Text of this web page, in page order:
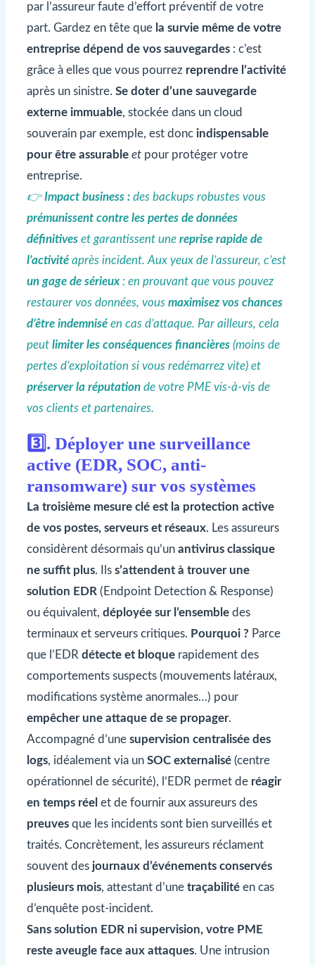
par l’assureur faute d’effort préventif de votre
part. Gardez en tête que la survie même de votre
entreprise dépend de vos sauvegardes : c’est
grâce à elles que vous pourrez reprendre l’activité
après un sinistre.Se doter d’une sauvegarde
externe immuable, stockée dans un cloud
souverain par exemple, est donc indispensable
pour être assurable et pour protéger votre
entreprise.
👉Impact business : des backups robustes vous
prémunissent contre les pertes de données
définitives et garantissent unereprise rapide de
l’activité après incident. Aux yeux de l’assureur, c’est
un gage de sérieux: en prouvant que vous pouvez
restaurer vos données, vousmaximisez vos chances
d’être indemnisé en cas d’attaque. Par ailleurs, cela
peutlimiter les conséquences financières (moins de
pertes d’exploitation si vous redémarrez vite) et
préserver la réputation de votre PME vis-à-vis de
vos clients et partenaires.
3️⃣. Déployer une surveillance
active (EDR, SOC, anti-
ransomware) sur vos systèmes
La troisième mesure clé est la protection active
de vos postes, serveurs et réseaux. Les assureurs
considèrent désormais qu’unantivirus classique
ne suffit plus. Ilss’attendent à trouver une
solution EDR (Endpoint Detection & Response)
ou équivalent,déployée sur l’ensemble des
terminaux et serveurs critiques. Pourquoi ? Parce
que l’EDRdétecte et bloque rapidement des
comportements suspects (mouvements latéraux,
modifications système anormales…) pour
empêcher une attaque de se propager.
Accompagné d’unesupervision centralisée des
logs, idéalement via unSOC externalisé (centre
opérationnel de sécurité), l’EDR permet de réagir
en temps réel et de fournir aux assureurs des
preuves que les incidents sont bien surveillés et
traités. Concrètement, les assureurs réclament
souvent des journaux d’événements conservés
plusieurs mois, attestant d’unetraçabilité en cas
d’enquête post-incident.
Sans solution EDR ni supervision, votre PME
reste aveugle face aux attaques. Une intrusion